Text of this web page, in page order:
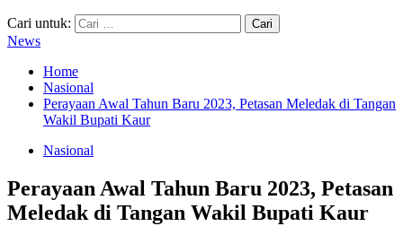
Cari untuk:
News
Home
Nasional
Perayaan Awal Tahun Baru 2023, Petasan Meledak di Tangan
Wakil Bupati Kaur
Nasional
Perayaan Awal Tahun Baru 2023, Petasan
Meledak di Tangan Wakil Bupati Kaur